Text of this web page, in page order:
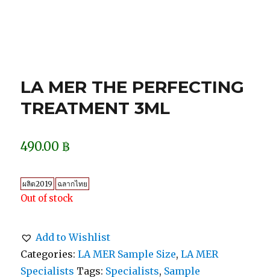
LA MER THE PERFECTING
TREATMENT 3ML
490.00฿
ผลิต2019 ฉลากไทย
Out of stock
Add to Wishlist
Categories:LA MER Sample Size,LA MER
Specialists Tags: Specialists, Sample